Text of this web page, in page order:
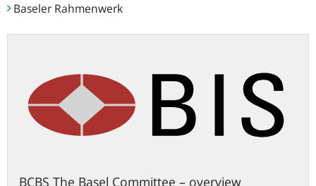
Baseler Rahmenwerk
BCBS The Basel Committee – overview